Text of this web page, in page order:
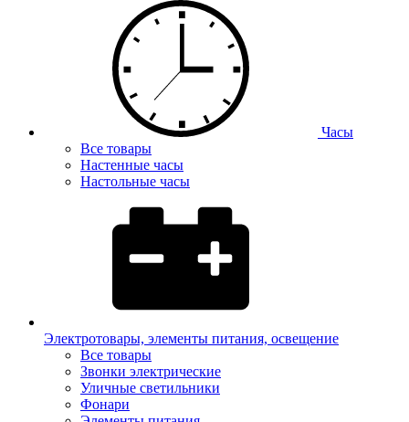
Часы
Все товары
Настенные часы
Настольные часы
Электротовары, элементы питания, освещение
Все товары
Звонки электрические
Уличные светильники
Фонари